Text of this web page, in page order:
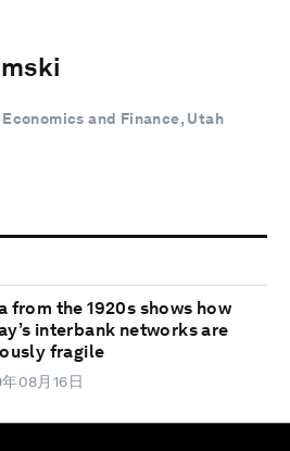
and Finance, Utah
from the 1920s shows how
interbank networks are
fragile
08月16日